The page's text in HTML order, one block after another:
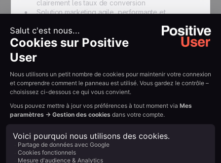
clairement les taux de conversion
Solution marketing agile, performante et
Travail manuel dans la communication multilingue
considérablement réduit
{{QUOTE-TESTI-2}}